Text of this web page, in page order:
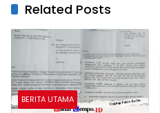
Related Posts
BERITA UTAMA